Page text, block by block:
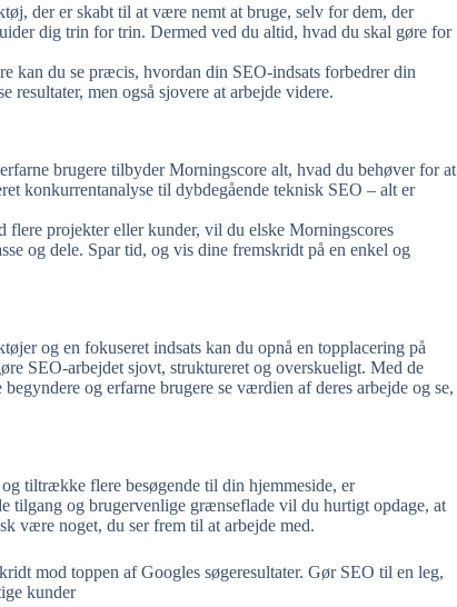
der er skabt til at være nemt at bruge, selv for dem, der
dig trin for trin. Dermed ved du altid, hvad du skal gøre for
kan du se præcis, hvordan din SEO-indsats forbedrer din
resultater, men også sjovere at arbejde videre.
brugere tilbyder Morningscore alt, hvad du behøver for at
konkurrentanalyse til dybdegående teknisk SEO – alt er
flere projekter eller kunder, vil du elske Morningscores
og dele. Spar tid, og vis dine fremskridt på en enkel og
og en fokuseret indsats kan du opnå en topplacering på
SEO-arbejdet sjovt, struktureret og overskueligt. Med de
og erfarne brugere se værdien af deres arbejde og se,
tiltrække flere besøgende til din hjemmeside, er
tilgang og brugervenlige grænseflade vil du hurtigt opdage, at
være noget, du ser frem til at arbejde med.
mod toppen af Googles søgeresultater. Gør SEO til en leg,
kunder